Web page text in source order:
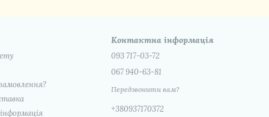
Контактна інформація
093 717-03-72
067 940-63-81
Передзвонити вам?
+380937170372